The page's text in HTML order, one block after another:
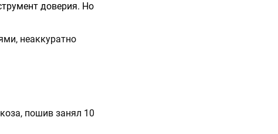
доверия. Но
неаккуратно
пошив занял 10